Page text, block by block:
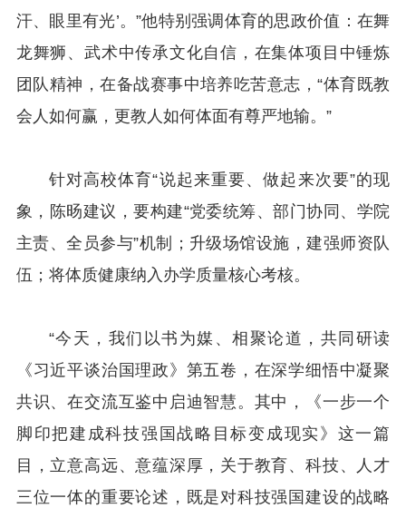
汗、眼里有光’。”他特别强调体育的思政价值：在舞
龙舞狮、武术中传承文化自信，在集体项目中锤炼
团队精神，在备战赛事中培养吃苦意志，“体育既教
会人如何赢，更教人如何体面有尊严地输。”
针对高校体育“说起来重要、做起来次要”的现
象，陈旸建议，要构建“党委统筹、部门协同、学院
主责、全员参与”机制；升级场馆设施，建强师资队
伍；将体质健康纳入办学质量核心考核。
“今天，我们以书为媒、相聚论道，共同研读
《习近平谈治国理政》第五卷，在深学细悟中凝聚
共识、在交流互鉴中启迪智慧。其中，《一步一个
脚印把建成科技强国战略目标变成现实》这一篇
目，立意高远、意蕴深厚，关于教育、科技、人才
三位一体的重要论述，既是对科技强国建设的战略